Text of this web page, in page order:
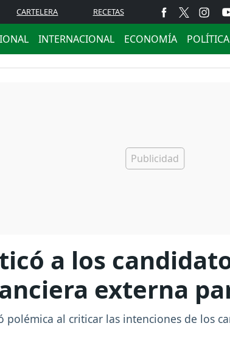
CARTELERA RECETAS
INTERNACIONAL ECONOMÍA POLÍTICA
a los
externa
polémica al criticar las intenciones de los